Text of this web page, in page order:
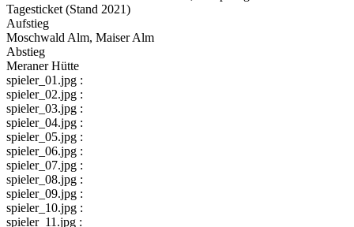
Tagesticket (Stand 2021)
Aufstieg
Moschwald Alm, Maiser Alm
Abstieg
Meraner Hütte
spieler_01.jpg :
spieler_02.jpg :
spieler_03.jpg :
spieler_04.jpg :
spieler_05.jpg :
spieler_06.jpg :
spieler_07.jpg :
spieler_08.jpg :
spieler_09.jpg :
spieler_10.jpg :
spieler_11.jpg :